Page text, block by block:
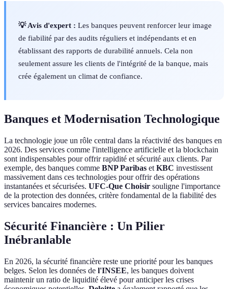
💡 Avis d'expert : Les banques peuvent renforcer leur image
de fiabilité par des audits réguliers et indépendants et en
établissant des rapports de durabilité annuels. Cela non
seulement assure les clients de l'intégrité de la banque, mais
crée également un climat de confiance.
Banques et Modernisation Technologique
La technologie joue un rôle central dans la réactivité des banques en
2026. Des services comme l'intelligence artificielle et la blockchain
sont indispensables pour offrir rapidité et sécurité aux clients. Par
exemple, des banques comme BNP Paribas et KBC investissent
massivement dans ces technologies pour offrir des opérations
instantanées et sécurisées. UFC-Que Choisir souligne l'importance
de la protection des données, critère fondamental de la fiabilité des
services bancaires modernes.
Sécurité Financière : Un Pilier
Inébranlable
En 2026, la sécurité financière reste une priorité pour les banques
belges. Selon les données de l'INSEE, les banques doivent
maintenir un ratio de liquidité élevé pour anticiper les crises